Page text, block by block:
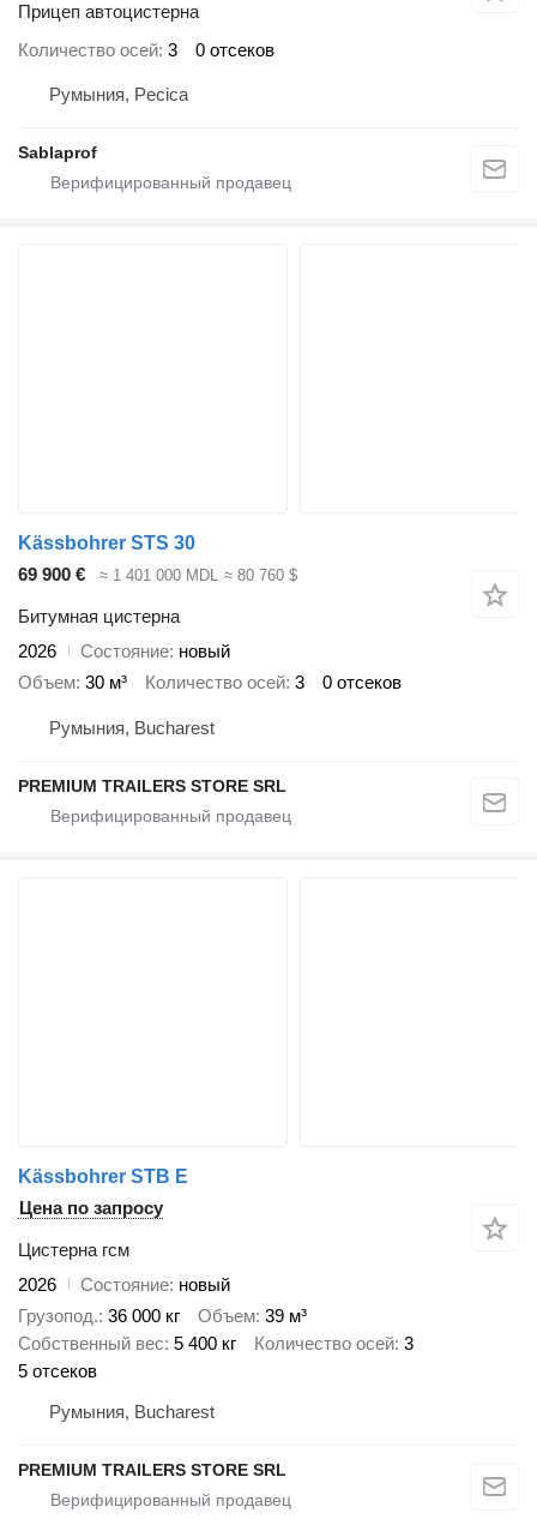
Прицеп автоцистерна
Количество осей 3 0 отсеков
Румыния, Pecica
Sablaprof
Kässbohrer STS 30
69 900 €
≈ 1 401 000 MDL ≈ 80 760 $
Битумная цистерна
2026
Состояние новый
Объем 30 м³ Количество осей 3 0 отсеков
Румыния, Bucharest
PREMIUM TRAILERS STORE SRL
Kässbohrer STB E
Цена по запросу
Цистерна гсм
2026
Состояние новый
Грузопод. 36 000 кг Объем 39 м³
Собственный вес 5 400 кг Количество осей 3
5 отсеков
Румыния, Bucharest
PREMIUM TRAILERS STORE SRL